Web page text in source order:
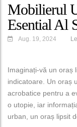
Mobilierul
Esențial Al
Aug. 19, 2024
Imaginați-vă un oraș
indicatoare. Un oraș
acrobatice pentru a
o utopie, iar
urban, un oraș lipsit
Post
Navigation